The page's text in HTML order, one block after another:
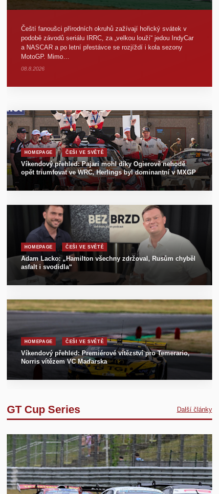
Čeští fanoušci přírodních okruhů zažívají hořický svátek v
podobě závodů seriálu IRRC, za „velkou louží“ jedou IndyCar
a NASCAR a po letní přestávce se rozjíždí i kola sezony
MotoGP. Mimo…
08.8.2026
HOMEPAGE ČEŠI VE SVĚTĚ
Víkendový přehled: Pajari mohl díky Ogierově nehodě
opět triumfovat ve WRC, Herlings byl dominantní v MXGP
HOMEPAGE ČEŠI VE SVĚTĚ
Adam Lacko: „Hamilton všechny zdržoval, Rusům chyběl
asfalt i svodidla“
HOMEPAGE ČEŠI VE SVĚTĚ
Víkendový přehled: Premiérové vítězství pro Temerario,
Norris vítězem VC Maďarska
GT Cup Series Další články